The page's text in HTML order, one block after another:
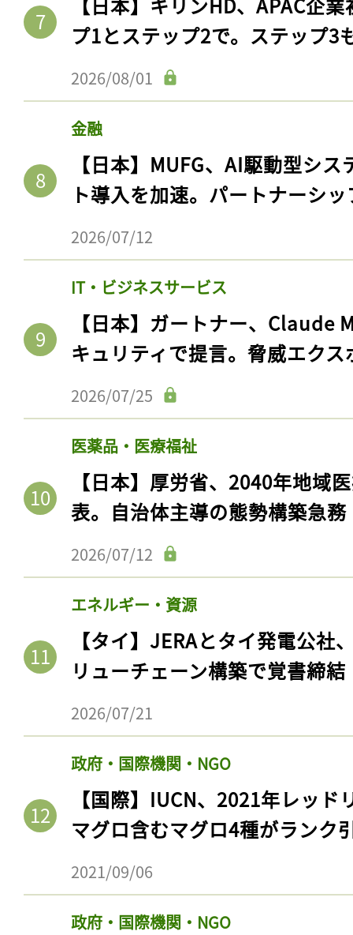
プ1とステップ2で。ステップ3
2026/08/01
金融
【日本】MUFG、AI駆動型シ
ト導入を加速。パートナーシ
2026/07/12
IT・ビジネスサービス
【日本】ガートナー、Claude
キュリティで提言。脅威エク
2026/07/25
医薬品・医療福祉
【日本】厚労省、2040年地域
表。自治体主導の態勢構築急務
2026/07/12
エネルギー・資源
【タイ】JERAとタイ発電公社
リューチェーン構築で覚書締結
2026/07/21
政府・国際機関・NGO
【国際】IUCN、2021年レッ
マグロ含むマグロ4種がランク
2021/09/06
政府・国際機関・NGO